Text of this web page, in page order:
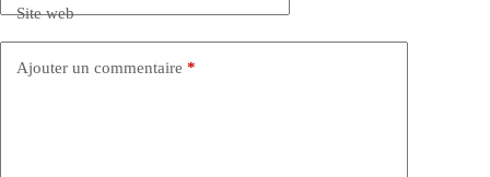
Site web
Ajouter un commentaire *